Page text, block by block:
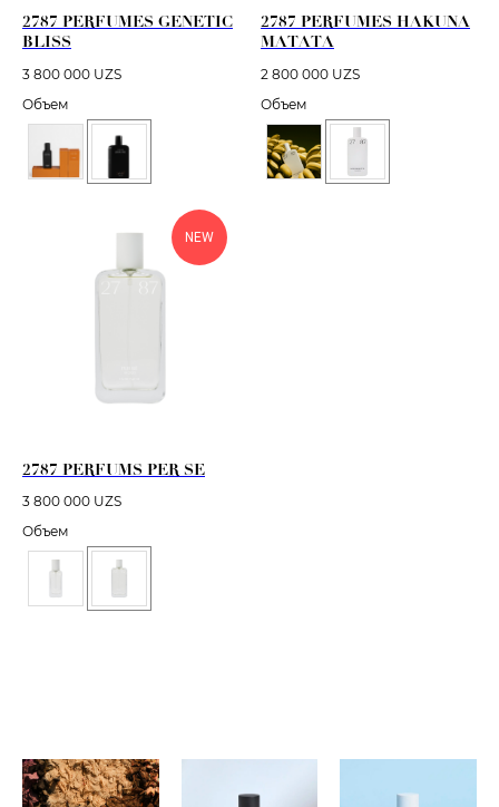
2787 PERFUMES GENETIC
BLISS
3 800 000 UZS
Объем
2787 PERFUMES HAKUNA
MATATA
2 800 000 UZS
Объем
NEW
2787 PERFUMS PER SE
3 800 000 UZS
Объем